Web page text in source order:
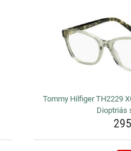
Tommy Hilfiger TH2229
Dioptriás